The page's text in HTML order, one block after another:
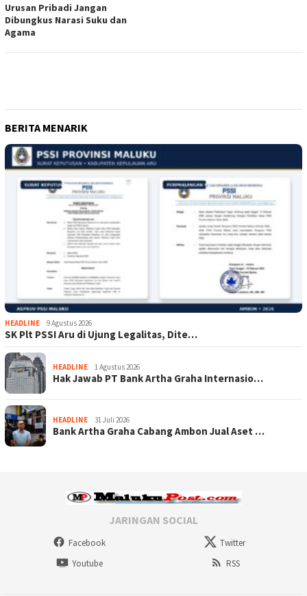
Urusan Pribadi Jangan
Dibungkus Narasi Suku dan
Agama
BERITA MENARIK
HEADLINE 9 Agustus 2026
SK Plt PSSI Aru di Ujung Legalitas, Dite…
HEADLINE 1 Agustus 2026
Hak Jawab PT Bank Artha Graha Internasio…
HEADLINE 31 Juli 2026
Bank Artha Graha Cabang Ambon Jual Aset …
JARINGAN SOCIAL
Facebook
Twitter
Youtube
RSS